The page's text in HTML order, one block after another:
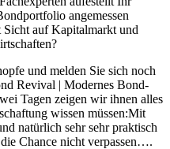
angemessen
Sicht auf Kapitalmarkt und
und melden Sie sich noch
Revival | Modernes Bond-
Tagen zeigen wir ihnen alles
wissen müssen:Mit
natürlich sehr sehr praktisch
Chance nicht verpassen….